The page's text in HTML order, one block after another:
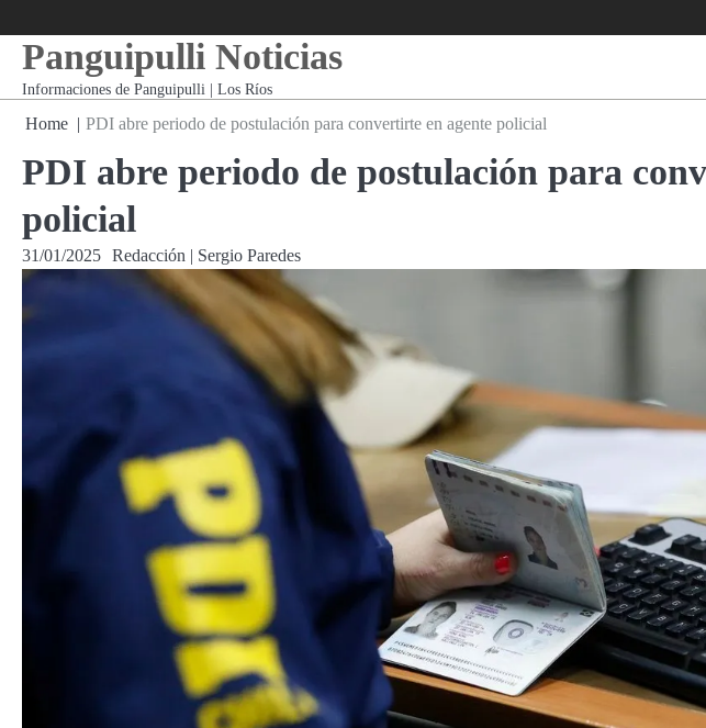
to
contentPanguipulli Noticias
Informaciones de Panguipulli | Los Ríos
Home PDI abre periodo de postulación para convertirte en agente policial
PDI abre periodo de postulación para
policial
31/01/2025 Redacción | Sergio Paredes